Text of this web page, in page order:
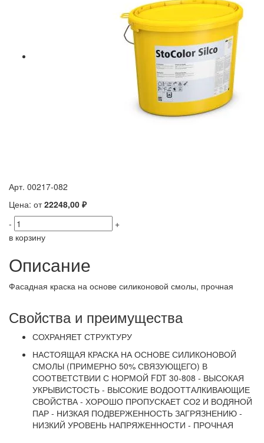
Арт. 00217-082
Цена: от22248,00 ₽
-
+
в корзину
Описание
Фасадная краска на основе силиконовой смолы, прочная
Свойства и преимущества
СОХРАНЯЕТ СТРУКТУРУ
НАСТОЯЩАЯ КРАСКА НА ОСНОВЕ СИЛИКОНОВОЙ
СМОЛЫ (ПРИМЕРНО 50% СВЯЗУЮЩЕГО) В
СООТВЕТСТВИИ С НОРМОЙ FDT 30-808 - ВЫСОКАЯ
УКРЫВИСТОСТЬ - ВЫСОКИЕ ВОДООТТАЛКИВАЮЩИЕ
СВОЙСТВА - ХОРОШО ПРОПУСКАЕТ СО2 И ВОДЯНОЙ
ПАР - НИЗКАЯ ПОДВЕРЖЕННОСТЬ ЗАГРЯЗНЕНИЮ -
НИЗКИЙ УРОВЕНЬ НАПРЯЖЕННОСТИ - ПРОЧНАЯ